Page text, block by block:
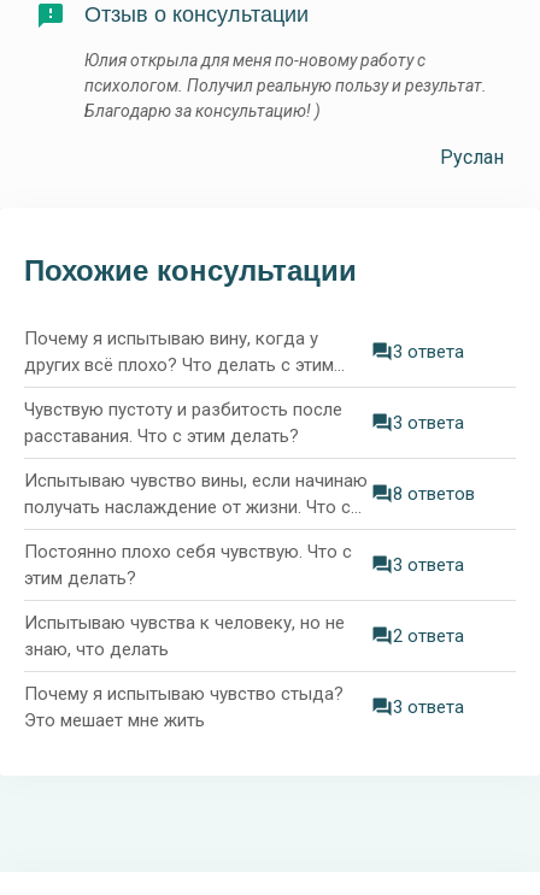
Отзыв о консультации
Юлия открыла для меня по-новому работу с
психологом. Получил реальную пользу и результат.
Благодарю за консультацию! )
Руслан
Похожие консультации
Почему я испытываю вину, когда у
других всё плохо? Что делать с этим
чувством?
3 ответа
Чувствую пустоту и разбитость после
расставания. Что с этим делать?
3 ответа
Испытываю чувство вины, если начинаю
получать наслаждение от жизни. Что с
этим делать?
8 ответов
Постоянно плохо себя чувствую. Что с
этим делать?
3 ответа
Испытываю чувства к человеку, но не
знаю, что делать
2 ответа
Почему я испытываю чувство стыда?
Это мешает мне жить
3 ответа